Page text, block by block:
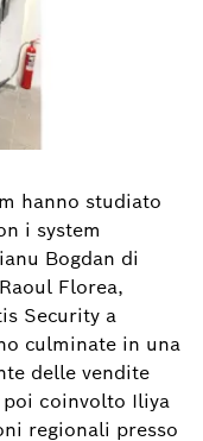
hanno studiato
i system
Bogdan di
Florea,
Security a
culminate in una
delle vendite
poi coinvolto Iliya
regionali presso